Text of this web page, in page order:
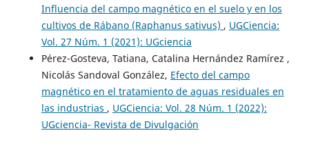
Influencia del campo magnético en el suelo y en los
cultivos de Rábano (Raphanus sativus) , UGCiencia:
Vol. 27 Núm. 1 (2021): UGciencia
Pérez-Gosteva, Tatiana, Catalina Hernández Ramírez ,
Nicolás Sandoval González, Efecto del campo
magnético en el tratamiento de aguas residuales en
las industrias , UGCiencia: Vol. 28 Núm. 1 (2022):
UGciencia- Revista de Divulgación